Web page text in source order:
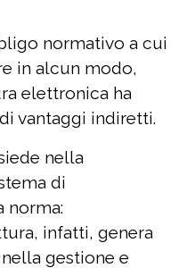
normativo a cui
in alcun modo,
elettronica ha
vantaggi indiretti.
nella
di
norma:
infatti, genera
nella gestione e